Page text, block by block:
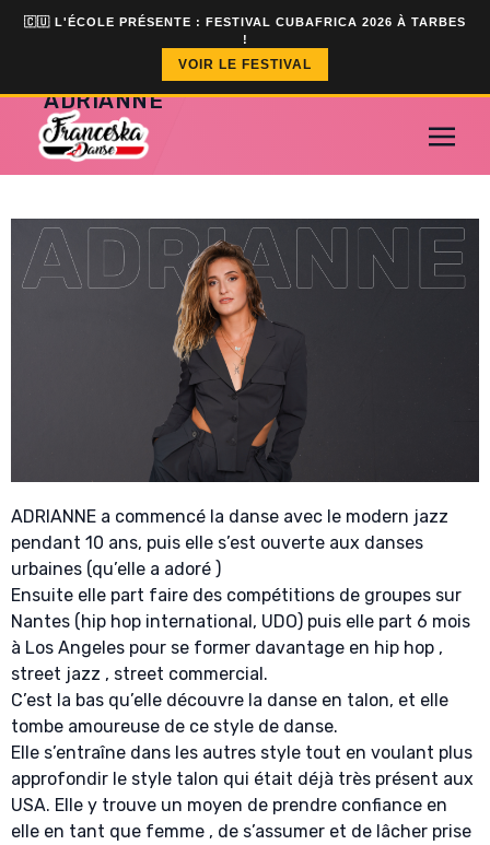
🇨🇺 L'ÉCOLE PRÉSENTE : FESTIVAL CUBAFRICA 2026 À TARBES
!
VOIR LE FESTIVAL
ADRIANNE
ADRIANNE a commencé la danse avec le modern jazz
pendant 10 ans, puis elle s’est ouverte aux danses
urbaines (qu’elle a adoré )
Ensuite elle part faire des compétitions de groupes sur
Nantes (hip hop international, UDO) puis elle part 6 mois
à Los Angeles pour se former davantage en hip hop ,
street jazz , street commercial.
C’est la bas qu’elle découvre la danse en talon, et elle
tombe amoureuse de ce style de danse.
Elle s’entraîne dans les autres style tout en voulant plus
approfondir le style talon qui était déjà très présent aux
USA. Elle y trouve un moyen de prendre confiance en
elle en tant que femme , de s’assumer et de lâcher prise